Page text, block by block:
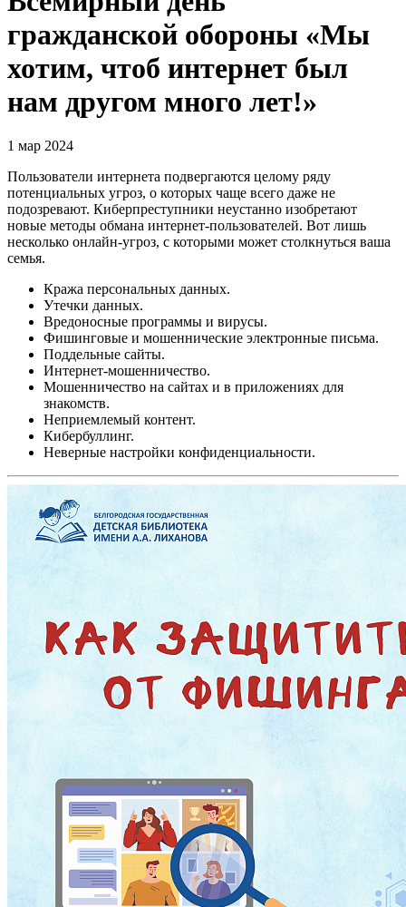
гражданской обороны «Мы
хотим, чтоб интернет был
нам другом много лет!»
1 мар 2024
Пользователи интернета подвергаются целому ряду
потенциальных угроз, о которых чаще всего даже не
подозревают. Киберпреступники неустанно изобретают
новые методы обмана интернет-пользователей. Вот лишь
несколько онлайн-угроз, с которыми может столкнуться ваша
семья.
Кража персональных данных.
Утечки данных.
Вредоносные программы и вирусы.
Фишинговые и мошеннические электронные письма.
Поддельные сайты.
Интернет-мошенничество.
Мошенничество на сайтах и в приложениях для
знакомств.
Неприемлемый контент.
Кибербуллинг.
Неверные настройки конфиденциальности.